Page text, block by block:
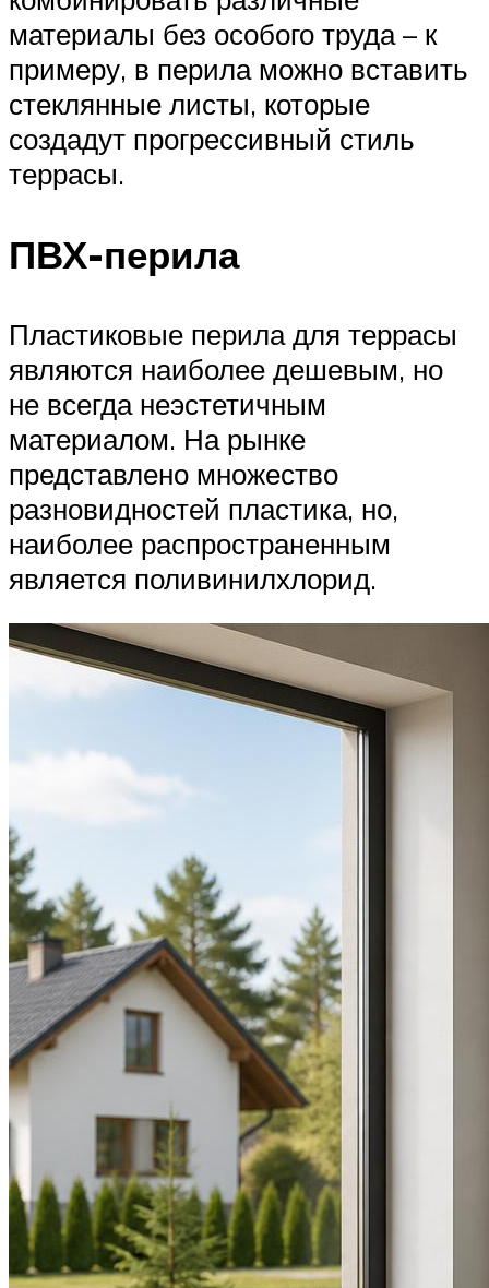
материалы без особого труда – к
примеру, в перила можно вставить
стеклянные листы, которые
создадут прогрессивный стиль
террасы.
ПВХ-перила
Пластиковые перила для террасы
являются наиболее дешевым, но
не всегда неэстетичным
материалом. На рынке
представлено множество
разновидностей пластика, но,
наиболее распространенным
является поливинилхлорид.